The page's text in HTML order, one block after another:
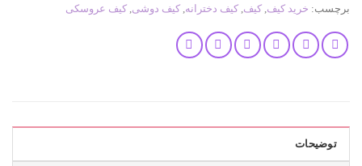
برچسب: خرید کیف, کیف, کیف دخترانه, کیف دوشی, کیف عروسکی
توضیحات